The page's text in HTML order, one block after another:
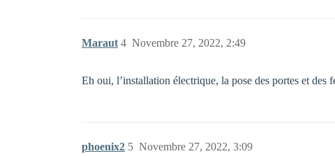
Maraut Novembre 27, 2022, 2:49
4
Eh oui, l’installation électrique, la pose des portes et des
phoenix2 Novembre 27, 2022, 3:09
5